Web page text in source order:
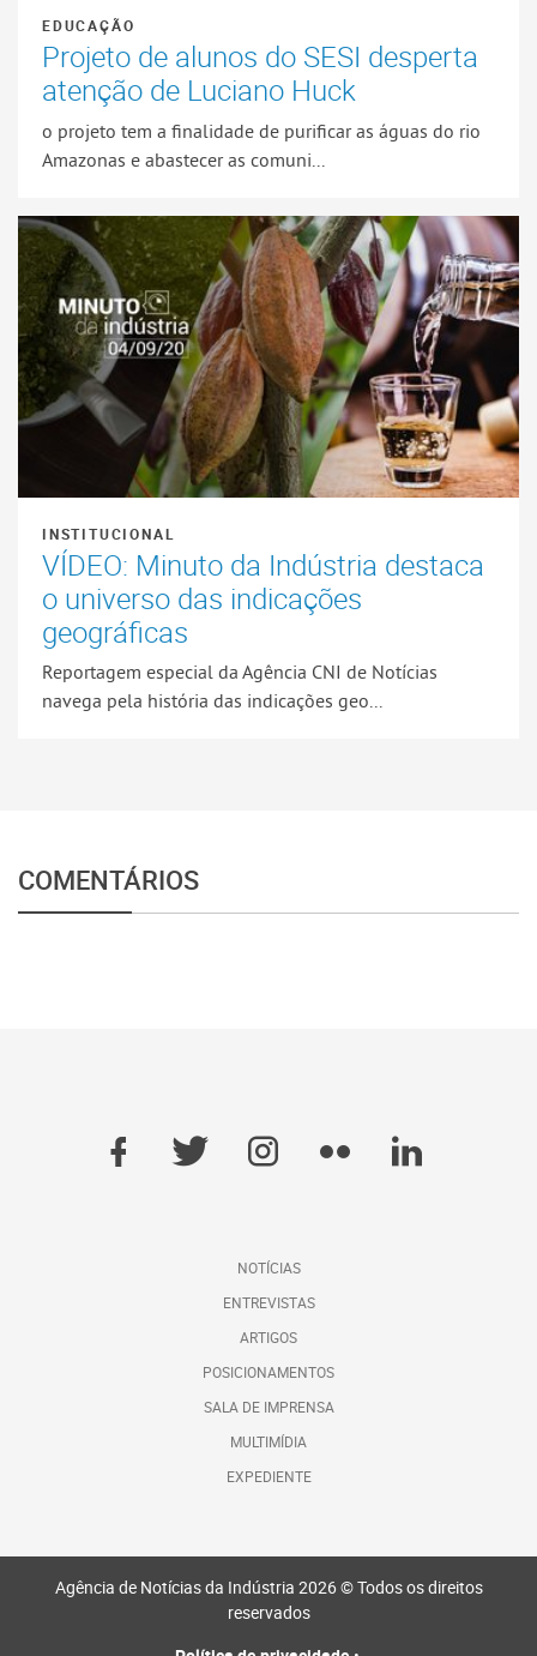
EDUCAÇÃO
Projeto de alunos do SESI desperta
atenção de Luciano Huck
o projeto tem a finalidade de purificar as águas do rio
Amazonas e abastecer as comuni...
INSTITUCIONAL
VÍDEO: Minuto da Indústria destaca
o universo das indicações
geográficas
Reportagem especial da Agência CNI de Notícias
navega pela história das indicações geo...
COMENTÁRIOS
NOTÍCIAS
ENTREVISTAS
ARTIGOS
POSICIONAMENTOS
SALA DE IMPRENSA
MULTIMÍDIA
EXPEDIENTE
Agência de Notícias da Indústria 2026 © Todos os direitos
reservados